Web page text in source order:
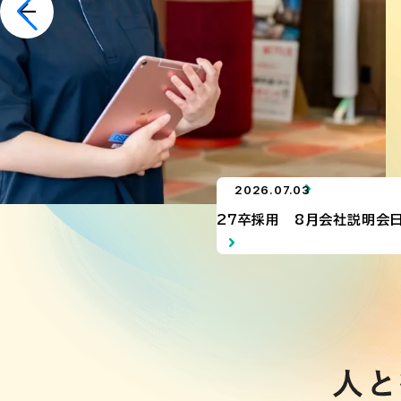
2026.07.03
27卒採用 8月会社説明会